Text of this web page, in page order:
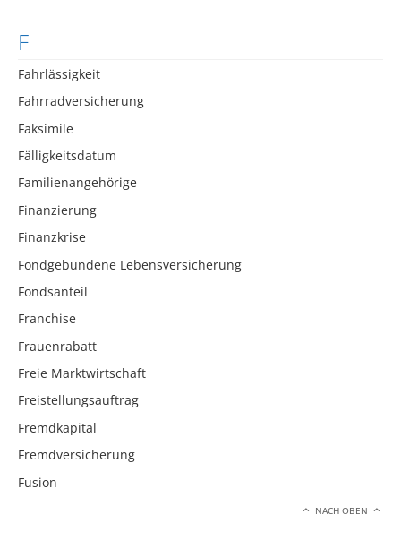
F
Fahrlässigkeit
Fahrradversicherung
Faksimile
Fälligkeitsdatum
Familienangehörige
Finanzierung
Finanzkrise
Fondgebundene Lebensversicherung
Fondsanteil
Franchise
Frauenrabatt
Freie Marktwirtschaft
Freistellungsauftrag
Fremdkapital
Fremdversicherung
Fusion
NACH OBEN